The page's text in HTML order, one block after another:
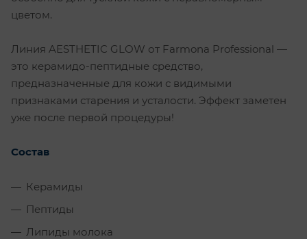
цветом.
Линия AESTHETIC GLOW от Farmona Professional —
это керамидо-пептидные средство,
предназначенные для кожи с видимыми
признаками старения и усталости. Эффект заметен
уже после первой процедуры!
Состав
Керамиды
Пептиды
Липиды молока